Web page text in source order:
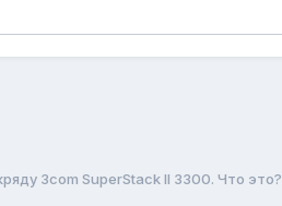
3com SuperStack II 3300. Что это?